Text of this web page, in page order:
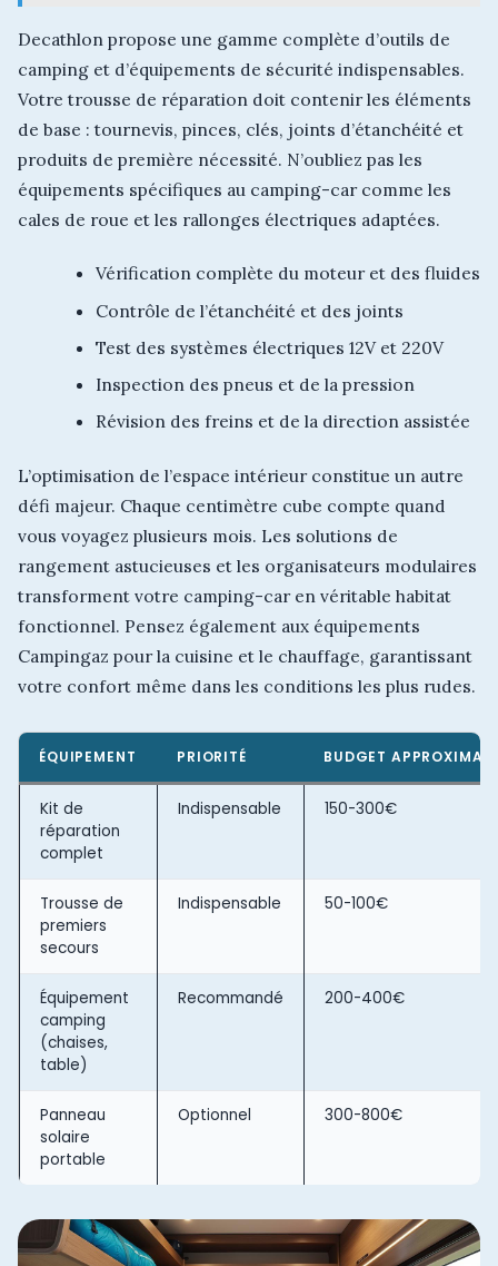
Decathlon propose une gamme complète d’outils de
camping et d’équipements de sécurité indispensables.
Votre trousse de réparation doit contenir les éléments
de base : tournevis, pinces, clés, joints d’étanchéité et
produits de première nécessité. N’oubliez pas les
équipements spécifiques au camping-car comme les
cales de roue et les rallonges électriques adaptées.
Vérification complète du moteur et des fluides
Contrôle de l’étanchéité et des joints
Test des systèmes électriques 12V et 220V
Inspection des pneus et de la pression
Révision des freins et de la direction assistée
L’optimisation de l’espace intérieur constitue un autre
défi majeur. Chaque centimètre cube compte quand
vous voyagez plusieurs mois. Les solutions de
rangement astucieuses et les organisateurs modulaires
transforment votre camping-car en véritable habitat
fonctionnel. Pensez également aux équipements
Campingaz pour la cuisine et le chauffage, garantissant
votre confort même dans les conditions les plus rudes.
ÉQUIPEMENT PRIORITÉ BUDGET
Kit de
réparation
complet
Indispensable 150-300€
Trousse de
premiers
secours
Indispensable 50-100€
Équipement
camping
(chaises,
table)
Recommandé 200-400€
Panneau
solaire
portable
Optionnel 300-800€